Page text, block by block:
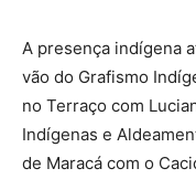
A presença indígena
vão do Grafismo
no Terraço com
Indígenas e
de Maracá com o